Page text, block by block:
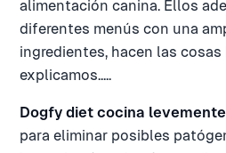
alimentación canina. Ellos
diferentes menús con una
ingredientes, hacen las cosas
explicamos.....
Dogfy diet cocina
para eliminar posibles